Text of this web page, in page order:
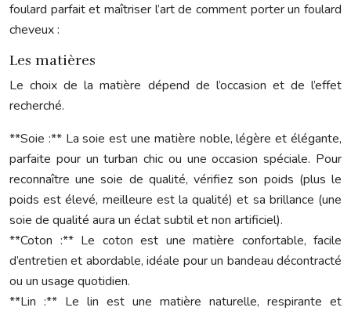
foulard parfait et maîtriser l’art de comment porter un foulard
cheveux :
Les matières
Le choix de la matière dépend de l’occasion et de l’effet
recherché.
**Soie :** La soie est une matière noble, légère et élégante,
parfaite pour un turban chic ou une occasion spéciale. Pour
reconnaître une soie de qualité, vérifiez son poids (plus le
poids est élevé, meilleure est la qualité) et sa brillance (une
soie de qualité aura un éclat subtil et non artificiel).
**Coton :** Le coton est une matière confortable, facile
d’entretien et abordable, idéale pour un bandeau décontracté
ou un usage quotidien.
**Lin :** Le lin est une matière naturelle, respirante et